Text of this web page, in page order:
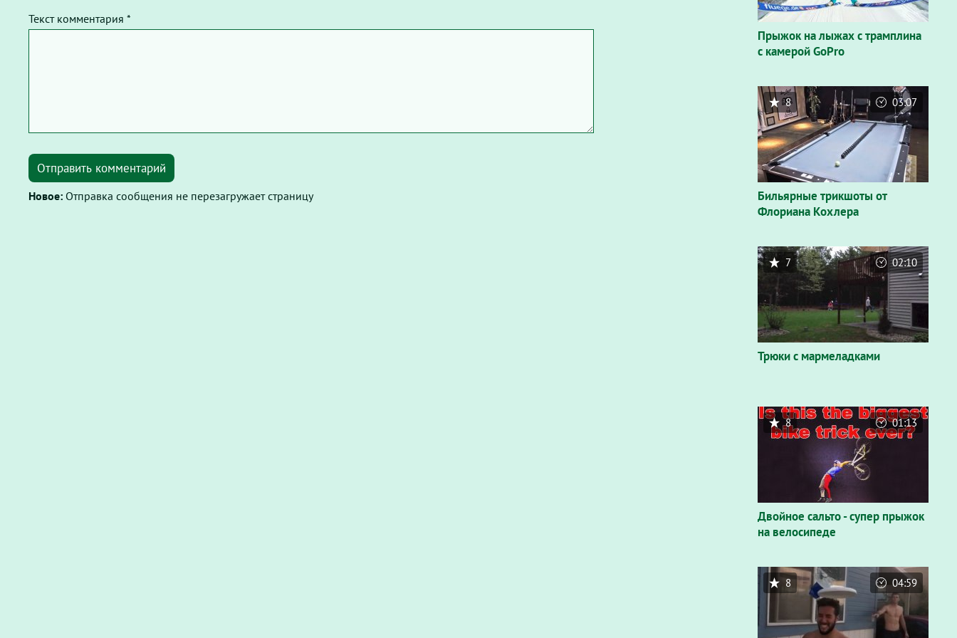
Текст комментария *
Отправить комментарий
Новое: Отправка сообщения не перезагружает страницу
Прыжок на лыжах с трамплина
с камерой GoPro
Бильярные трикшоты от
Флориана Кохлера
8 03:07
Трюки с мармеладками
7 02:10
Двойное сальто - супер прыжок
на велосипеде
8 01:13
8 04:59